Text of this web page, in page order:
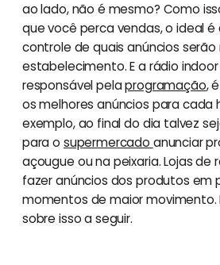
ao lado, não é mesmo? Como
que você perca vendas, o ideal
controle de quais anúncios
estabelecimento. E a rádio
responsável pelaprogramação,
os melhores anúncios para cada
exemplo, ao final do dia talvez
para o supermercado anunciar
açougue ou na peixaria. Lojas de
fazer anúncios dos produtos em
momentos de maior movimento.
sobre isso a seguir.